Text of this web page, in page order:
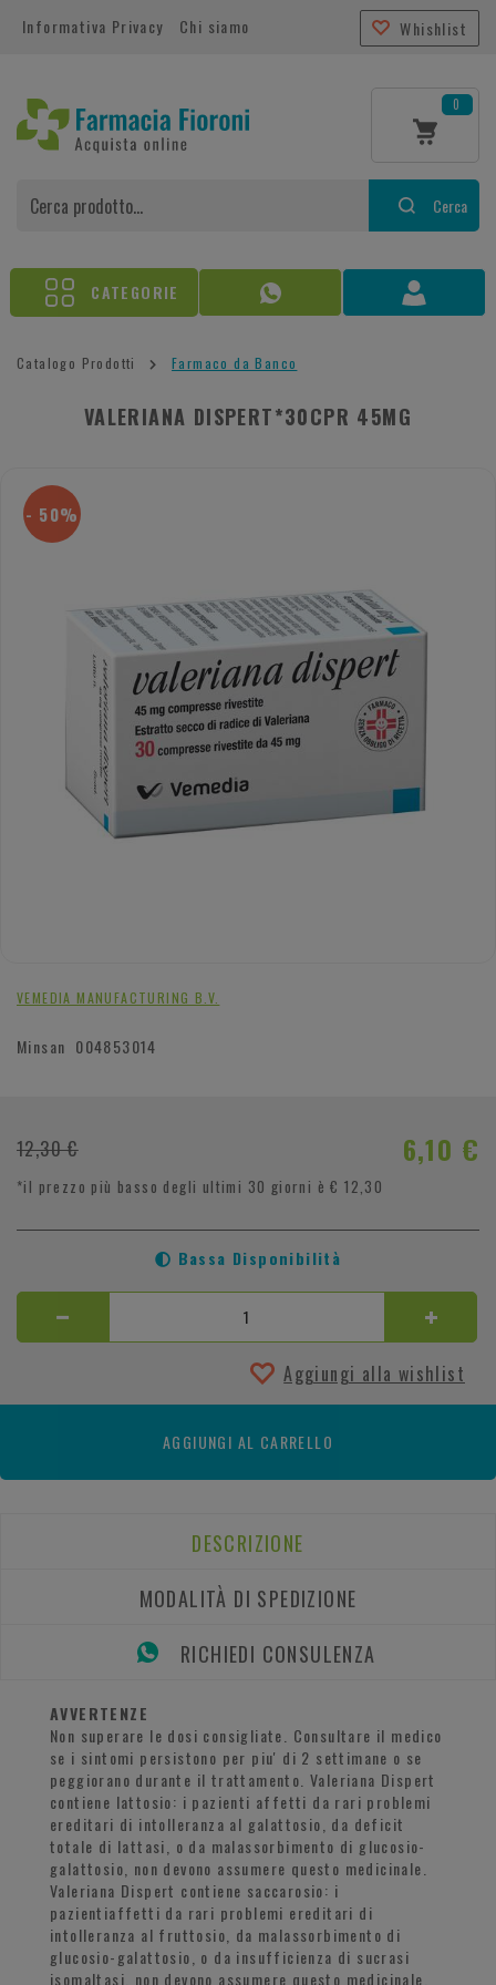
Informativa Privacy Chi siamo Whishlist
0
Cerca
CATEGORIE
Catalogo Prodotti Farmaco da Banco
VALERIANA DISPERT*30CPR 45MG
- 50%
VEMEDIA MANUFACTURING B.V.
Minsan 004853014
12,30 € 6,10 €
*il prezzo più basso degli ultimi 30 giorni è € 12,30
Bassa Disponibilità
Aggiungi alla wishlist
AGGIUNGI AL CARRELLO
DESCRIZIONE
MODALITÀ DI SPEDIZIONE
RICHIEDI CONSULENZA
AVVERTENZE
Non superare le dosi consigliate. Consultare il medico
se i sintomi persistono per piu' di 2 settimane o se
peggiorano durante il trattamento. Valeriana Dispert
contiene lattosio: i pazienti affetti da rari problemi
ereditari di intolleranza al galattosio, da deficit
totale di lattasi, o da malassorbimento di glucosio-
galattosio, non devono assumere questo medicinale.
Valeriana Dispert contiene saccarosio: i
pazientiaffetti da rari problemi ereditari di
intolleranza al fruttosio, da malassorbimento di
glucosio-galattosio, o da insufficienza di sucrasi
isomaltasi, non devono assumere questo medicinale.